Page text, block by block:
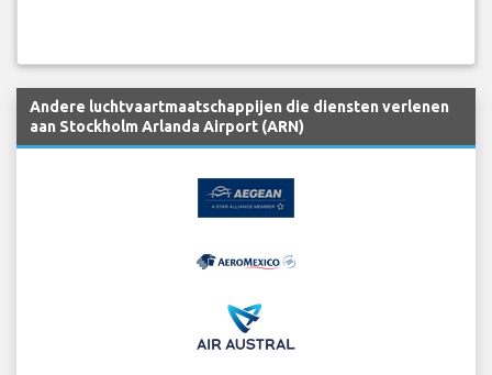
Andere luchtvaartmaatschappijen die diensten verlenen
aan Stockholm Arlanda Airport (ARN)